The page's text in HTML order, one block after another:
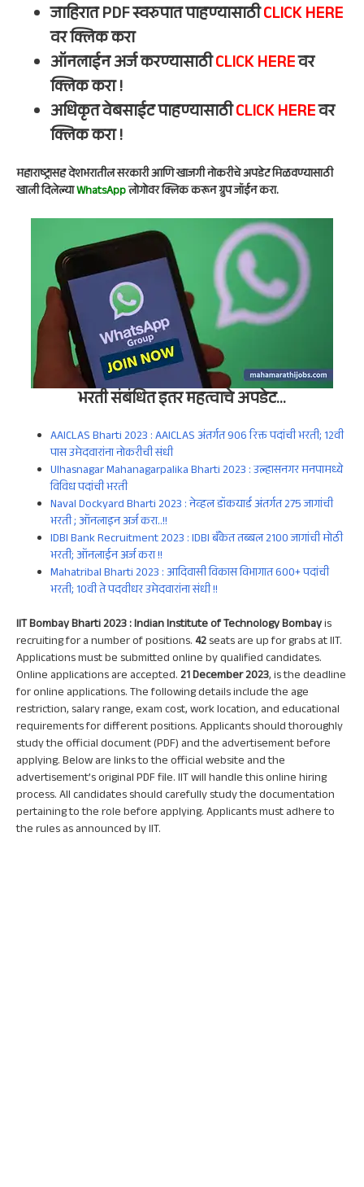
जाहिरात PDF स्वरुपात पाहण्यासाठीCLICK HERE
वर क्लिक करा
ऑनलाईन अर्ज करण्यासाठीCLICK HEREवर
क्लिक करा !
अधिकृत वेबसाईट पाहण्यासाठीCLICK HEREवर
क्लिक करा !
महाराष्ट्रासह देशभरातील सरकारी आणि खाजगी नोकरीचे अपडेट मिळवण्यासाठी
खाली दिलेल्याWhatsAppलोगोवर क्लिक करून ग्रुप जॉईन करा.
भरती संबंधित इतरमहत्वाचेअपडेट…
AAICLAS Bharti 2023 : AAICLAS अंतर्गत 906 रिक्त पदांची भरती; 12वी
पास उमेदवारांना नोकरीची संधी
Ulhasnagar Mahanagarpalika Bharti 2023 : उल्हासनगर मनपामध्ये
विविध पदांची भरती
Naval Dockyard Bharti 2023 : नेव्हल डॉकयार्ड अंतर्गत 275 जागांची
भरती ; ऑनलाइन अर्ज करा..!!
IDBI Bank Recruitment 2023 : IDBI बँकेत तब्बल 2100 जागांची मोठी
भरती; ऑनलाईन अर्ज करा !!
Mahatribal Bharti 2023 : आदिवासी विकास विभागात 600+ पदांची
भरती; 10वी ते पदवीधर उमेदवारांना संधी !!
IIT Bombay Bharti 2023 :Indian Institute of Technology Bombayis
recruiting for a number of positions.42seats are up for grabs at IIT.
Applications must be submitted online by qualified candidates.
Online applications are accepted.21 December 2023, is the deadline
for online applications. The following details include the age
restriction, salary range, exam cost, work location, and educational
requirements for different positions. Applicants should thoroughly
study the official document (PDF) and the advertisement before
applying. Below are links to the official website and the
advertisement’s original PDF file. IIT will handle this online hiring
process. All candidates should carefully study the documentation
pertaining to the role before applying. Applicants must adhere to
the rules as announced by IIT.